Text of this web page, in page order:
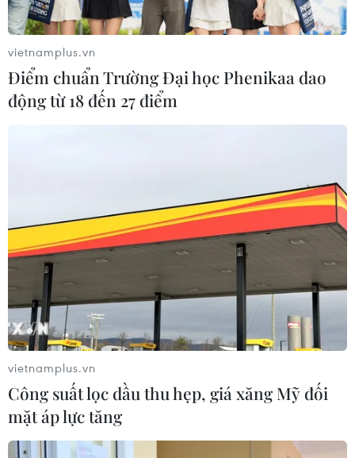
vietnamplus.vn
Điểm chuẩn Trường Đại học Phenikaa dao
động từ 18 đến 27 điểm
vietnamplus.vn
Công suất lọc dầu thu hẹp, giá xăng Mỹ đối
mặt áp lực tăng